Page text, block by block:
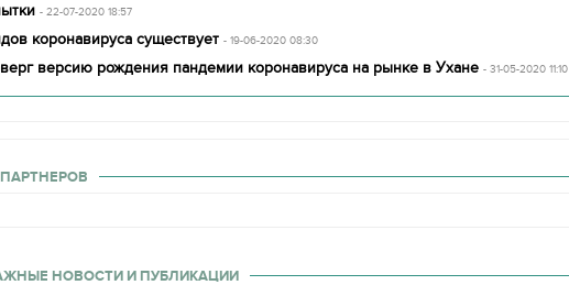
- 22-07-2020 18:57
коронавируса существует - 19-06-2020 08:30
версию рождения пандемии коронавируса на рынке в Ухане - 31-05-2020 11:10
НОВОСТИ И ПУБЛИКАЦИИ